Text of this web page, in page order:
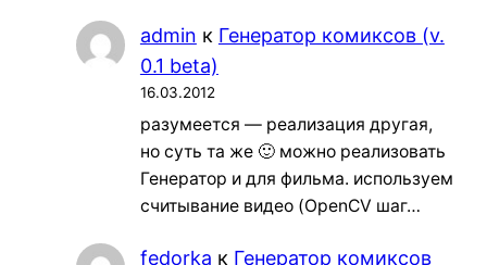
admin к Генератор комиксов (v.
0.1 beta)
16.03.2012
разумеется — реализация другая,
но суть та же 🙂 можно реализовать
Генератор и для фильма. используем
считывание видео (OpenCV шаг…
fedorka к Генератор комиксов